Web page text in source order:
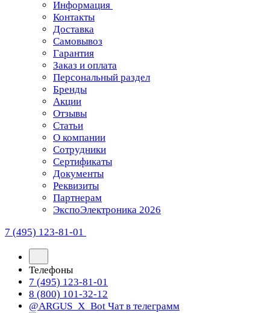
Информация
Контакты
Доставка
Самовывоз
Гарантия
Заказ и оплата
Персональный раздел
Бренды
Акции
Отзывы
Статьи
О компании
Сотрудники
Сертификаты
Документы
Реквизиты
Партнерам
ЭкспоЭлектроника 2026
7 (495) 123-81-01
Телефоны
7 (495) 123-81-01
8 (800) 101-32-12
@ARGUS_X_Bot Чат в телеграмм